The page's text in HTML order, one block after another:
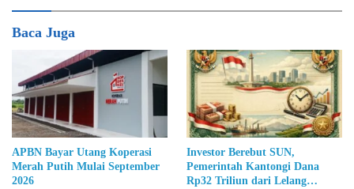
Baca Juga
APBN Bayar Utang Koperasi
Merah Putih Mulai September
2026
Investor Berebut SUN,
Pemerintah Kantongi Dana
Rp32 Triliun dari Lelang